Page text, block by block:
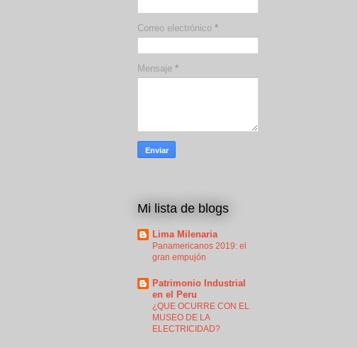
Correo electrónico *
Mensaje *
Mi lista de blogs
Lima Milenaria
Panamericanos 2019: el
gran empujón
Patrimonio Industrial
en el Peru
¿QUE OCURRE CON EL
MUSEO DE LA
ELECTRICIDAD?